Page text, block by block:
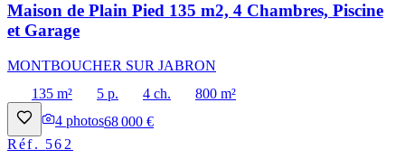
Maison de Plain Pied 135 m2, 4 Chambres, Piscine
et Garage
MONTBOUCHER SUR JABRON
135 m²
5 p. 4 ch.
800 m²
4 photos68 000 €
Réf. 562